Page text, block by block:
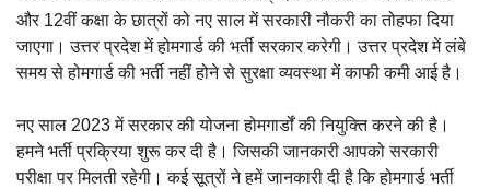
और 12वीं कक्षा के छात्रों को नए साल में सरकारी नौकरी का तोहफा दिया
जाएगा। उत्तर प्रदेश में होमगार्ड की भर्ती सरकार करेगी। उत्तर प्रदेश में लंबे
समय से होमगार्ड की भर्ती नहीं होने से सुरक्षा व्यवस्था में काफी कमी आई है।
नए साल 2023 में सरकार की योजना होमगार्डों की नियुक्ति करने की है।
हमने भर्ती प्रक्रिया शुरू कर दी है। जिसकी जानकारी आपको सरकारी
परीक्षा पर मिलती रहेगी। कई सूत्रों ने हमें जानकारी दी है कि होमगार्ड भर्ती